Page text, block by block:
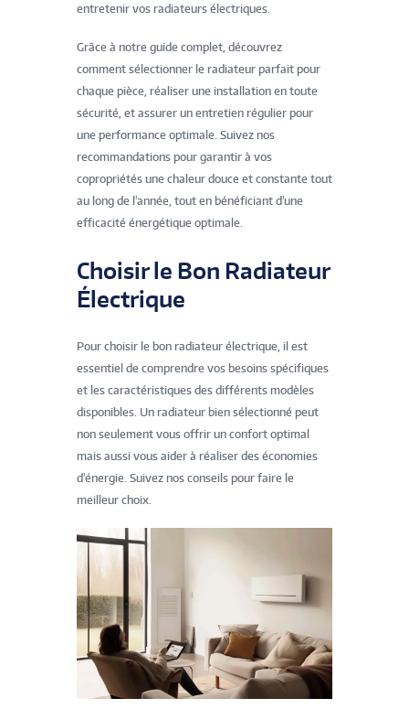
entretenir vos radiateurs électriques.
Grâce à notre guide complet, découvrez
comment sélectionner le radiateur parfait pour
chaque pièce, réaliser une installation en toute
sécurité, et assurer un entretien régulier pour
une performance optimale. Suivez nos
recommandations pour garantir à vos
copropriétés une chaleur douce et constante tout
au long de l'année, tout en bénéficiant d'une
efficacité énergétique optimale.
Choisir le Bon Radiateur
Électrique
Pour choisir le bon radiateur électrique, il est
essentiel de comprendre vos besoins spécifiques
et les caractéristiques des différents modèles
disponibles. Un radiateur bien sélectionné peut
non seulement vous offrir un confort optimal
mais aussi vous aider à réaliser des économies
d'énergie. Suivez nos conseils pour faire le
meilleur choix.